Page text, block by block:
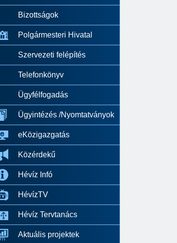
Bizottságok
Polgármesteri Hivatal
Szervezeti felépítés
Telefonkönyv
Ügyfélfogadás
Ügyintézés /Nyomtatványok
eKözigazgatás
Közérdekű
Hévíz Infó
HévízTV
Hévíz Tervtanács
Aktuális projektek